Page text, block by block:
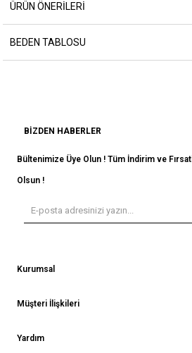
ÜRÜN ÖNERILERI
BEDEN TABLOSU
BIZDEN HABERLER
Bültenimize Üye Olun ! Tüm İndirim ve
Olsun !
Kurumsal
Müşteri İlişkileri
Yardım